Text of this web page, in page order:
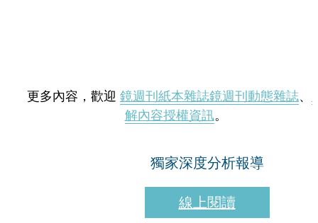
更多內容，歡迎 鏡週刊紙本雜誌鏡週刊動態雜誌、
解內容授權資訊。
獨家深度分析報導
線上閱讀